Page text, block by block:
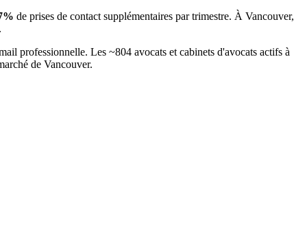
% de prises de contact supplémentaires par trimestre. À Vancouver,
professionnelle. Les ~804 avocats et cabinets d'avocats actifs à
de Vancouver.